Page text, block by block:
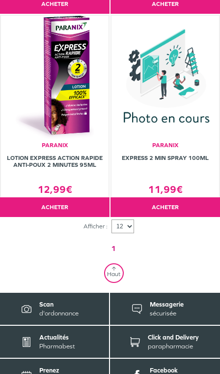
ACHETER ACHETER
PARANIX
LOTION EXPRESS ACTION RAPIDE
ANTI-POUX 2 MINUTES 95ML
12,99€
ACHETER
PARANIX
EXPRESS 2 MIN SPRAY 100ML
11,99€
ACHETER
Afficher :
1
Haut
Scan
d'ordonnance
Messagerie
sécurisée
Actualités
Pharmabest
Click and Delivery
parapharmacie
Prenez
Facebook